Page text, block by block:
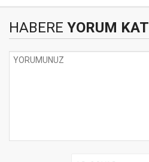
HABERE YORUM KAT